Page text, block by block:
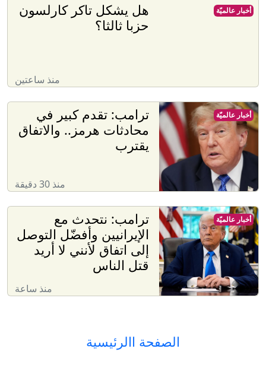
هل يشكل تاكر كارلسون
حزبا ثالثا؟
منذ ساعتين
أخبار عالميّة
ترامب: تقدم كبير في
محادثات هرمز.. والاتفاق
يقترب
منذ 30 دقيقة
أخبار عالميّة
ترامب: نتحدث مع
الإيرانيين وأفضّل التوصل
إلى اتفاق لأنني لا أريد
قتل الناس
منذ ساعة
أخبار عالميّة
الصفحة االرئيسية